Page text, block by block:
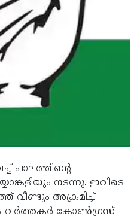
പാലത്തിന്റെ
നടന്നു. ഇവിടെ
വീണ്ടും അക്രമിച്ച്
പ്രവര്‍ത്തകര്‍ കോണ്‍ഗ്രസ്